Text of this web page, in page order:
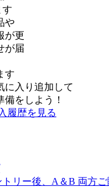
す
や
が更
が届
に入り追加 して
をしよう！
履歴を見る
リー後、A＆B 両方